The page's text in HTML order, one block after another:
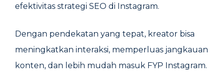
efektivitas strategi SEO di Instagram.
Dengan pendekatan yang tepat, kreator bisa
meningkatkan interaksi, memperluas jangkauan
konten, dan lebih mudah masuk FYP Instagram.